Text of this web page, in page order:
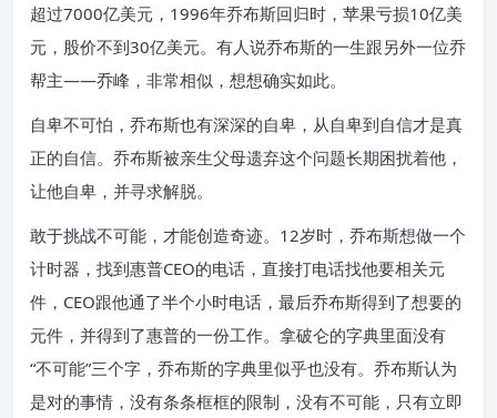
超过7000亿美元，1996年乔布斯回归时，苹果亏损10亿美
元，股价不到30亿美元。有人说乔布斯的一生跟另外一位乔
帮主——乔峰，非常相似，想想确实如此。
自卑不可怕，乔布斯也有深深的自卑，从自卑到自信才是真
正的自信。乔布斯被亲生父母遗弃这个问题长期困扰着他，
让他自卑，并寻求解脱。
敢于挑战不可能，才能创造奇迹。12岁时，乔布斯想做一个
计时器，找到惠普CEO的电话，直接打电话找他要相关元
件，CEO跟他通了半个小时电话，最后乔布斯得到了想要的
元件，并得到了惠普的一份工作。拿破仑的字典里面没有
“不可能”三个字，乔布斯的字典里似乎也没有。乔布斯认为
是对的事情，没有条条框框的限制，没有不可能，只有立即